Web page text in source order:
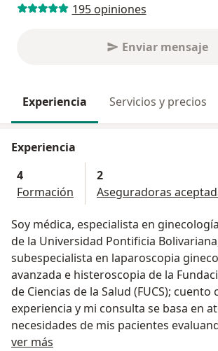
195 opiniones
Enviar mensaje
Experiencia Servicios y precios
Experiencia
4
Formación
2
Aseguradoras
Soy médica, especialista en
de la Universidad Pontificia
subespecialista en laparoscopia
avanzada e histeroscopia de la
de Ciencias de la Salud (FUCS); cuento
experiencia y mi consulta se basa en
necesidades de mis pacientes
cuidadosamente cada caso, buscando
ver más